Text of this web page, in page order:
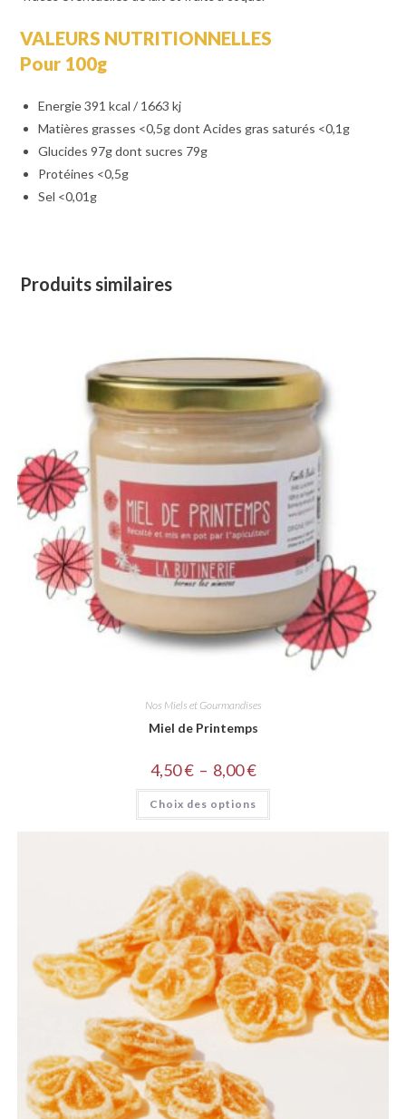
VALEURS NUTRITIONNELLES
Pour 100g
Energie 391 kcal / 1663 kj
Matières grasses <0,5g dont Acides gras saturés <0,1g
Glucides 97g dont sucres 79g
Protéines <0,5g
Sel <0,01g
Produits similaires
Nos Miels et Gourmandises
Miel de Printemps
4,50€ – 8,00€
Choix des options